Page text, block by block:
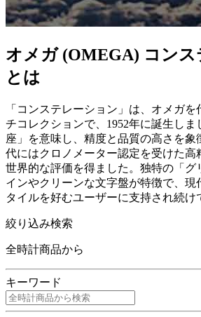
オメガ (OMEGA) コンス
とは
「コンステレーション」は、オメガ
チコレクションで、1952年に誕生しま
座」を意味し、精度と品質の高さを象
代にはクロノメーター認定を受けた高
世界的な評価を得ました。独特の「グ
インやクリーンな文字盤が特徴で、現
タイルを好むユーザーに支持され続け
絞り込み検索
全時計商品から
キーワード